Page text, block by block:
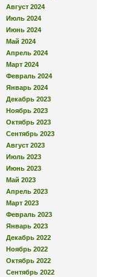
Август 2024
Июль 2024
Июнь 2024
Май 2024
Апрель 2024
Март 2024
Февраль 2024
Январь 2024
Декабрь 2023
Ноябрь 2023
Октябрь 2023
Сентябрь 2023
Август 2023
Июль 2023
Июнь 2023
Май 2023
Апрель 2023
Март 2023
Февраль 2023
Январь 2023
Декабрь 2022
Ноябрь 2022
Октябрь 2022
Сентябрь 2022